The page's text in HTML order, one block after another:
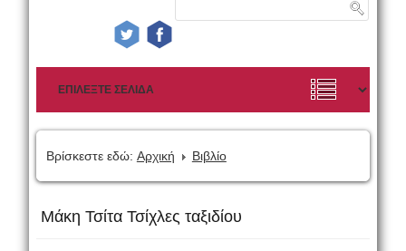
Βρίσκεστε εδώ: Αρχική Βιβλίο
Μάκη Τσίτα Τσίχλες ταξιδίου